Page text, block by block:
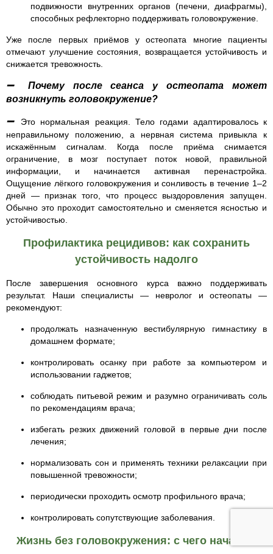
подвижности внутренних органов (печени, диафрагмы),
способных рефлекторно поддерживать головокружение.
Уже после первых приёмов у остеопата многие пациенты
отмечают улучшение состояния, возвращается устойчивость и
снижается тревожность.
➖ Почему после сеанса у остеопата может
возникнуть головокружение?
➖ Это нормальная реакция. Тело годами адаптировалось к
неправильному положению, а нервная система привыкла к
искажённым сигналам. Когда после приёма снимается
ограничение, в мозг поступает поток новой, правильной
информации, и начинается активная перенастройка.
Ощущение лёгкого головокружения и сонливость в течение 1–2
дней — признак того, что процесс выздоровления запущен.
Обычно это проходит самостоятельно и сменяется ясностью и
устойчивостью.
Профилактика рецидивов: как сохранить
устойчивость надолго
После завершения основного курса важно поддерживать
результат. Наши специалисты — невролог и остеопаты —
рекомендуют:
продолжать назначенную вестибулярную гимнастику в
домашнем формате;
контролировать осанку при работе за компьютером и
использовании гаджетов;
соблюдать питьевой режим и разумно ограничивать соль
по рекомендациям врача;
избегать резких движений головой в первые дни после
лечения;
нормализовать сон и применять техники релаксации при
повышенной тревожности;
периодически проходить осмотр профильного врача;
контролировать сопутствующие заболевания.
Жизнь без головокружения: с чего начать?